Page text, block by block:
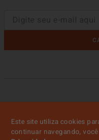
Este site utiliza cookies
continuar navegando,